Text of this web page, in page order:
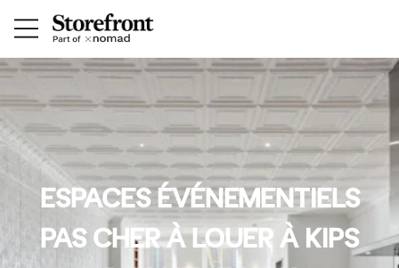
ESPACES ÉVÉNEMENTIELS
PAS CHER À LOUER À KIPS